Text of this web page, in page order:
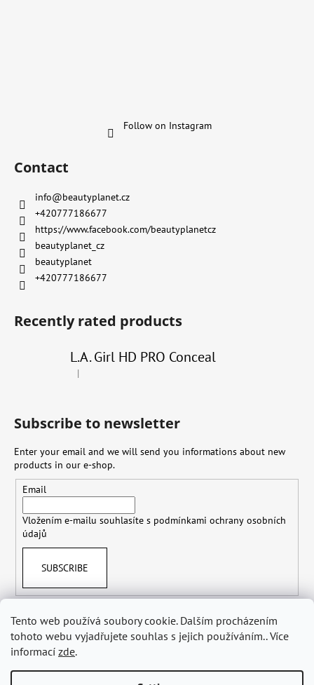
Tento web používá soubory cookie. Dalším procházením
tohoto webu vyjadřujete souhlas s jejich používáním.. Více
informací zde.
Follow on Instagram
Contact
info@beautyplanet.cz
+420777186677
https://www.facebook.com/beautyplanetcz
beautyplanet_cz
beautyplanet
+420777186677
Recently rated products
L.A. Girl HD PRO Conceal
The product rating is 4 out of 5 stars.
|
Subscribe to newsletter
Enter your email and we will send you informations about new
products in our e-shop.
Email
Vložením e-mailu souhlasíte s podmínkami ochrany osobních
údajů
SUBSCRIBE
Terms & Conditions Shipping & Delivery
Personal Data Protection GDPR